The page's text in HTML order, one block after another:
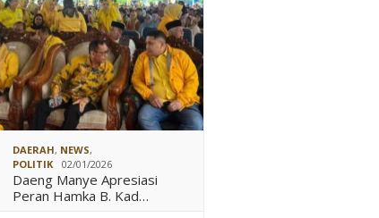
DAERAH, NEWS,
POLITIK
02/01/2026
Daeng Manye Apresiasi
Peran Hamka B. Kad…